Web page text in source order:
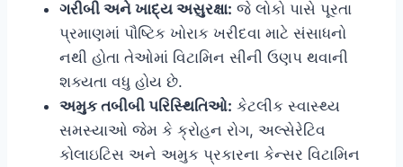
ગરીબી અને ખાદ્ય અસુરક્ષા: જે લોકો પાસે પૂરતા
પ્રમાણમાં પૌષ્ટિક ખોરાક ખરીદવા માટે સંસાધનો
નથી હોતા તેઓમાં વિટામિન સીની ઉણપ થવાની
શક્યતા વધુ હોય છે.
અમુક તબીબી પરિસ્થિતિઓ: કેટલીક સ્વાસ્થ્ય
સમસ્યાઓ જેમ કે ક્રોહન રોગ, અલ્સેરેટિવ
કોલાઇટિસ અને અમુક પ્રકારના કેન્સર વિટામિન